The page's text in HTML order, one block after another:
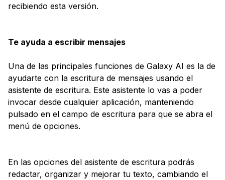
recibiendo esta versión.
Te ayuda a escribir mensajes
Una de las principales funciones de Galaxy AI es la de
ayudarte con la escritura de mensajes usando el
asistente de escritura. Este asistente lo vas a poder
invocar desde cualquier aplicación, manteniendo
pulsado en el campo de escritura para que se abra el
menú de opciones.
En las opciones del asistente de escritura podrás
redactar, organizar y mejorar tu texto, cambiando el